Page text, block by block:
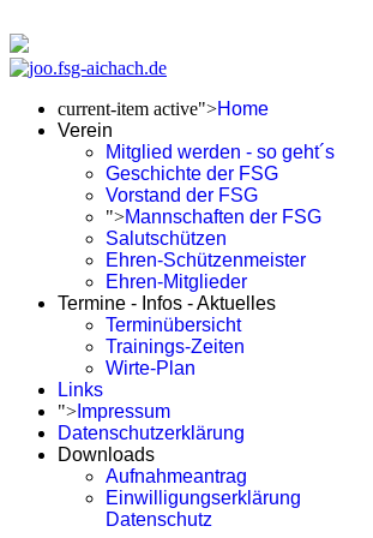
current-item active">Home
Verein
Mitglied werden - so geht´s
Geschichte der FSG
Vorstand der FSG
">Mannschaften der FSG
Salutschützen
Ehren-Schützenmeister
Ehren-Mitglieder
Termine - Infos - Aktuelles
Terminübersicht
Trainings-Zeiten
Wirte-Plan
Links
"> Impressum
Datenschutzerklärung
Downloads
Aufnahmeantrag
Einwilligungserklärung
Datenschutz